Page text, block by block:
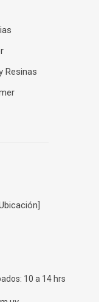
Resinas
10 a 14 hrs